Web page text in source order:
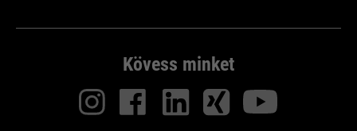
Kövess minket